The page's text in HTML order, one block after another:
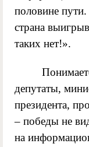
половине
страна
таких нет!».
депутаты,
президента,
– победы не
на